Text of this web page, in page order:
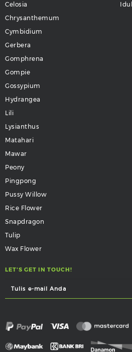
Celosia
Chrysanthemum
Cymbidium
Gerbera
Gomphrena
Gompie
Gossypium
Hydrangea
Lili
Lysianthus
Matahari
Mawar
Peony
Pingpong
Pussy Willow
Rice Flower
Snapdragon
Tulip
Wax Flower
LET'S GET IN TOUCH!